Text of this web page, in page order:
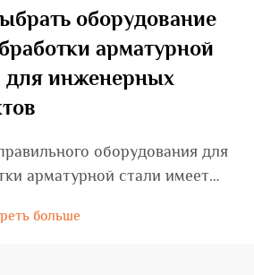
оборудование
арматурной
для инженерных
оборудования для
арматурной стали имеет
проекта, будь то
больше